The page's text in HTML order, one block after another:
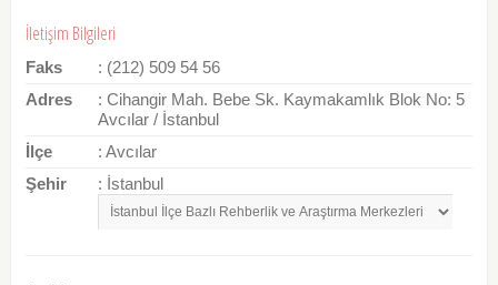
İletişim Bilgileri
Faks
: (212) 509 54 56
Adres
: Cihangir Mah. Bebe Sk. Kaymakamlık Blok No: 5
Avcılar / İstanbul
İlçe
: Avcılar
Şehir
: İstanbul